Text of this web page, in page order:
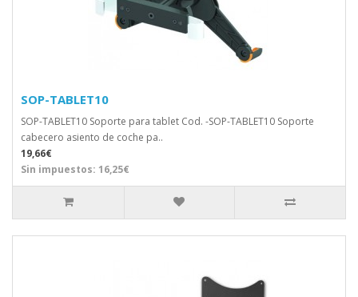
SOP-TABLET10
SOP-TABLET10 Soporte para tablet Cod. -SOP-TABLET10 Soporte
cabecero asiento de coche pa..
19,66€
Sin impuestos: 16,25€